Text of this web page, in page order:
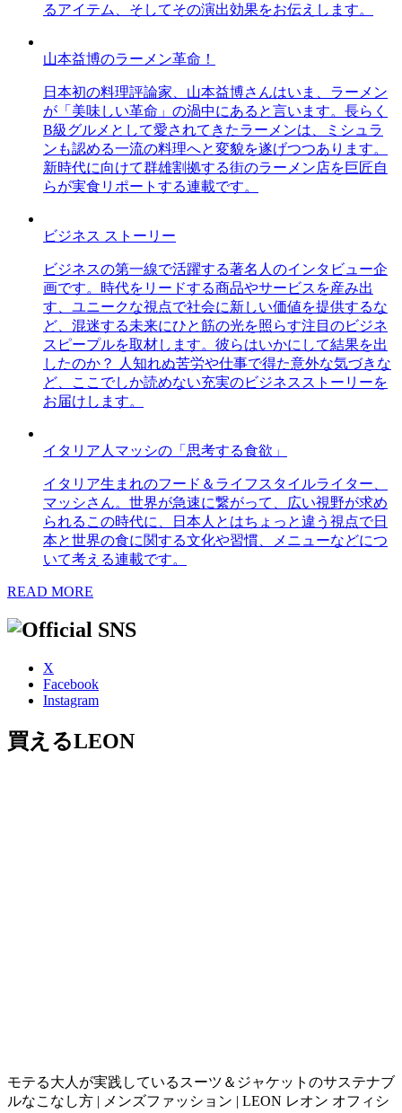
るアイテム、そしてその演出効果をお伝えします。
山本益博のラーメン革命！
日本初の料理評論家、山本益博さんはいま、ラーメン
が「美味しい革命」の渦中にあると言います。長らく
B級グルメとして愛されてきたラーメンは、ミシュラ
ンも認める一流の料理へと変貌を遂げつつあります。
新時代に向けて群雄割拠する街のラーメン店を巨匠自
らが実食リポートする連載です。
ビジネス ストーリー
ビジネスの第一線で活躍する著名人のインタビュー企
画です。時代をリードする商品やサービスを産み出
す、ユニークな視点で社会に新しい価値を提供するな
ど、混迷する未来にひと筋の光を照らす注目のビジネ
スピープルを取材します。彼らはいかにして結果を出
したのか？ 人知れぬ苦労や仕事で得た意外な気づきな
ど、ここでしか読めない充実のビジネスストーリーを
お届けします。
イタリア人マッシの「思考する食欲」
イタリア生まれのフード＆ライフスタイルライター、
マッシさん。世界が急速に繋がって、広い視野が求め
られるこの時代に、日本人とはちょっと違う視点で日
本と世界の食に関する文化や習慣、メニューなどにつ
いて考える連載です。
READ MORE
X
Facebook
Instagram
買えるLEON
モテる大人が実践しているスーツ＆ジャケットのサステナブ
ルなこなし方 | メンズファッション | LEON レオン オフィシ